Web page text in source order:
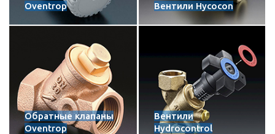
Oventrop
Вентили Hycocon
Обратные клапаны
Oventrop
Вентили
Hydrocontrol